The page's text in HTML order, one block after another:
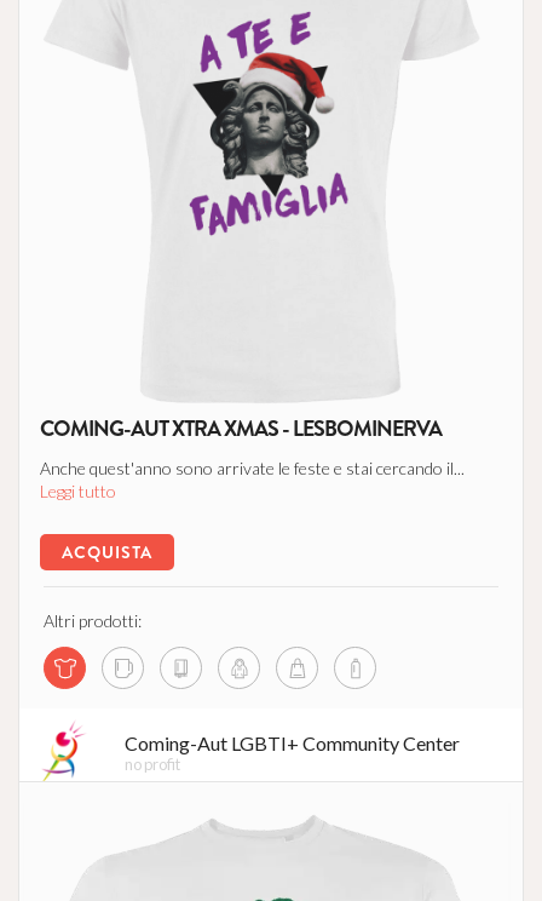
COMING-AUT XTRA XMAS - LESBOMINERVA
Anche quest'anno sono arrivate le feste e stai cercando il...
Leggi tutto
ACQUISTA
Altri prodotti:
Coming-Aut LGBTI+ Community Center
no profit